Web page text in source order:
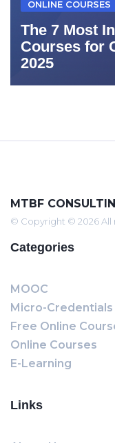
ONLINE COURSES
The 7 Most
Courses for
2025
MTBF
© Copyright © 2026 All
Categories
MOOC
Micro-Credentials
Free Online
Online Courses
E-Learning
Links